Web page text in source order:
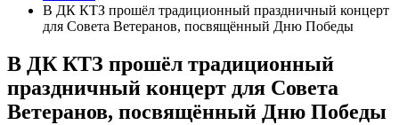
В ДК КТЗ прошёл традиционный праздничный концерт
для Совета Ветеранов, посвящённый Дню Победы
В ДК КТЗ прошёл традиционный
праздничный концерт для Совета
Ветеранов, посвящённый Дню Победы